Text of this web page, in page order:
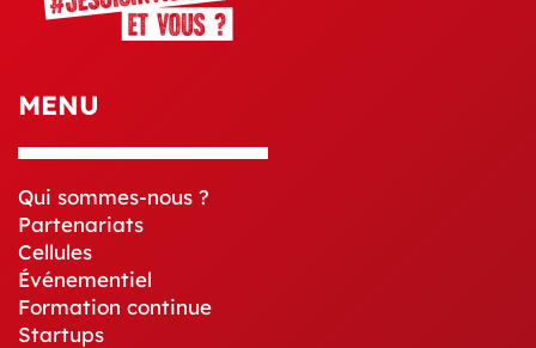
MENU
Qui sommes-nous ?
Partenariats
Cellules
Événementiel
Formation continue
Startups